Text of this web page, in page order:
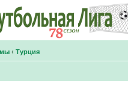
‹ Турция